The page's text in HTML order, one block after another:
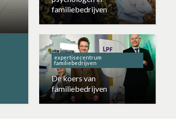
familiebedrijven
expertisecentrum
familiebedrijven
De koers van
familiebedrijven